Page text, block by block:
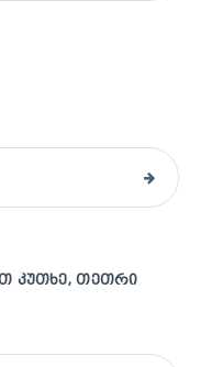
ᲙᲣᲗᲮᲔ, ᲗᲔᲗᲠᲘ